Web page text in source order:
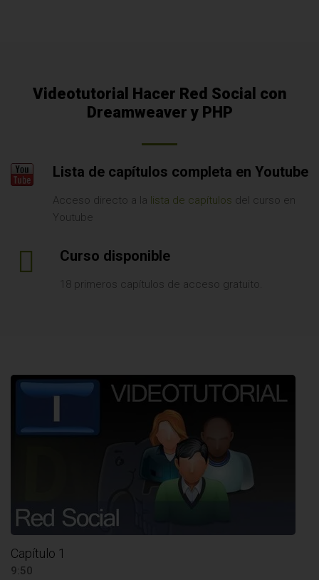
Videotutorial Hacer Red Social con
Dreamweaver y PHP
Lista de capítulos completa en Youtube
Acceso directo a la lista de capítulos del curso en
Youtube
Curso disponible
18 primeros capítulos de acceso gratuito.
Capítulo 1
9:50